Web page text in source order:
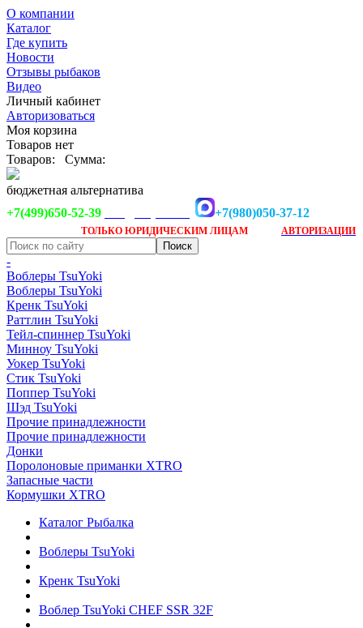
О компании
Каталог
Где купить
Новости
Отзывы рыбаков
Видео
Личный кабинет
Авторизоваться
Моя корзина
Товаров нет
Товаров:
Сумма:
бюджетная альтернатива
+7(499)650-52-39
+7(980)050-37-12
ТОЛЬКО ЮРИДИЧЕСКИМ ЛИЦАМ АВТОРИЗАЦИИ
-
Воблеры TsuYoki
Воблеры TsuYoki
Кренк TsuYoki
Раттлин TsuYoki
Тейл-спиннер TsuYoki
Минноу TsuYoki
Уокер TsuYoki
Стик TsuYoki
Поппер TsuYoki
Шэд TsuYoki
Прочие принадлежности
Прочие принадлежности
Донки
Поролоновые приманки XTRO
Запасные части
Кормушки XTRO
Каталог Рыбалка
Воблеры TsuYoki
Кренк TsuYoki
Воблер TsuYoki CHEF SSR 32F